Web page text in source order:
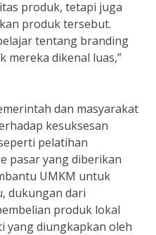
produk, tetapi juga
produk tersebut.
tentang branding
mereka dikenal luas,”
dan masyarakat
kesuksesan
pelatihan
pasar yang diberikan
UMKM untuk
dukungan dari
produk lokal
yang diungkapkan oleh